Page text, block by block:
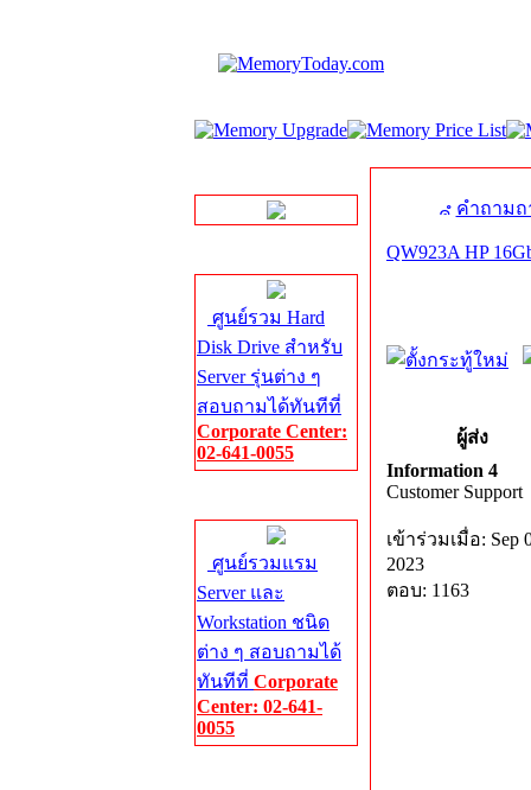
ศูนย์รวม Hard
Disk Drive สำหรับ
Server รุ่นต่าง ๆ
สอบถามได้ทันทีที่
Corporate Center:
02-641-0055
ศูนย์รวมแรม
Server และ
Workstation ชนิด
ต่าง ๆ สอบถามได้
ทันทีที่ Corporate
Center: 02-641-
0055
คำถาม
QW923A HP
ผู้ส่ง
Information 4
Customer Support
เข้าร่วมเมื่อ: Sep
2023
ตอบ: 1163